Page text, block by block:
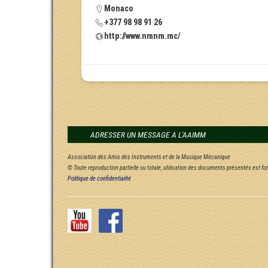
Monaco
+377 98 98 91 26
http://www.nmnm.mc/
ADRESSER UN MESSAGE A L'AAIMM
Association des Amis des Instruments et de la Musique Mécanique
© Toute reproduction partielle ou totale, utilisation des documents présentés est
Politique de confidentialité